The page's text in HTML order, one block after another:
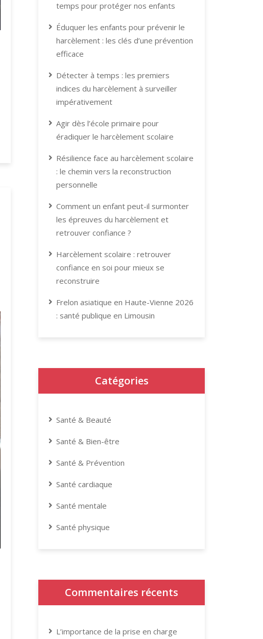
temps pour protéger nos enfants
Éduquer les enfants pour prévenir le
harcèlement : les clés d’une prévention
efficace
Détecter à temps : les premiers
indices du harcèlement à surveiller
impérativement
Agir dès l’école primaire pour
éradiquer le harcèlement scolaire
Résilience face au harcèlement scolaire
: le chemin vers la reconstruction
personnelle
Comment un enfant peut-il surmonter
les épreuves du harcèlement et
retrouver confiance ?
Harcèlement scolaire : retrouver
confiance en soi pour mieux se
reconstruire
Frelon asiatique en Haute-Vienne 2026
: santé publique en Limousin
Catégories
Santé & Beauté
Santé & Bien-être
Santé & Prévention
Santé cardiaque
Santé mentale
Santé physique
Commentaires récents
L’importance de la prise en charge